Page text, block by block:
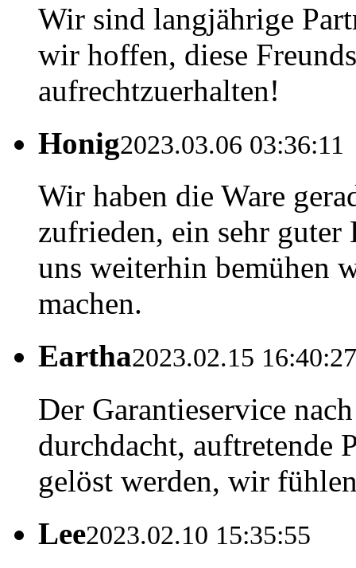
Wir sind langjährige
wir hoffen, diese
aufrechtzuerhalten!
Honig2023.03.06 03:36:11
Wir haben die Ware
zufrieden, ein sehr
uns weiterhin bemühen
machen.
Eartha2023.02.15 16:40:27
Der Garantieservice
durchdacht, auftretende
gelöst werden, wir
Lee2023.02.10 15:35:55